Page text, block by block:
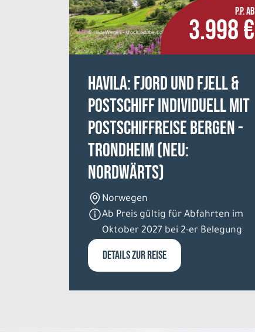
© HildaWeges - stock.adobe.com
P.P. AB
3.998 €
HAVILA: Fjord und Fjell &
Postschiff individuell mit
Postschiffreise Bergen -
Trondheim (NEU:
nordwärts)
Norwegen
Ab Preis gültig für Abfahrten im
Oktober 2027 bei 2-er Belegung
DETAILS ZUR REISE